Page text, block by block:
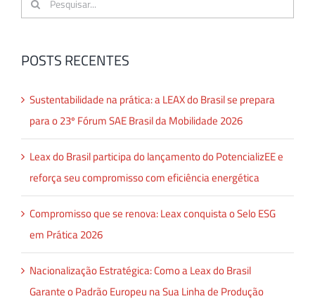
resultados
POSTS RECENTES
Sustentabilidade na prática: a LEAX do Brasil se prepara
para o 23º Fórum SAE Brasil da Mobilidade 2026
Leax do Brasil participa do lançamento do PotencializEE e
reforça seu compromisso com eficiência energética
Compromisso que se renova: Leax conquista o Selo ESG
em Prática 2026
Nacionalização Estratégica: Como a Leax do Brasil
Garante o Padrão Europeu na Sua Linha de Produção